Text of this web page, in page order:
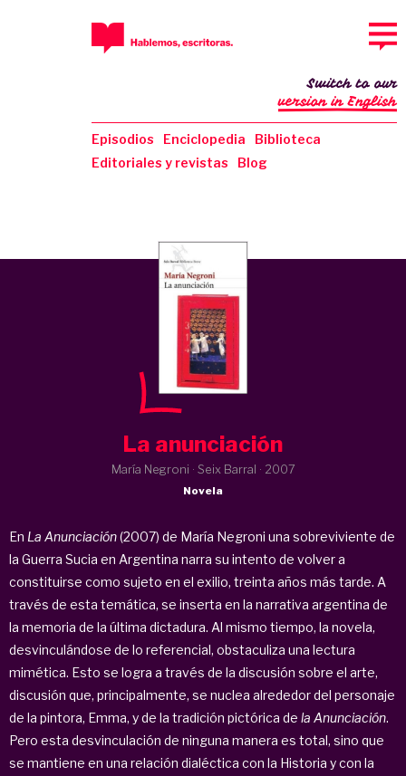
Episodios Enciclopedia
Biblioteca
Editoriales y revistas
Blog
Switch to our
version in English
La anunciación
María Negroni · Seix Barral · 2007
Novela
En La Anunciación(2007) de María Negroni una sobreviviente de
la Guerra Sucia en Argentina narra su intento de volver a
constituirse como sujeto en el exilio, treinta años más tarde. A
través de esta temática, se inserta en la narrativa argentina de
la memoria de la última dictadura. Al mismo tiempo, la novela,
desvinculándose de lo referencial, obstaculiza una lectura
mimética. Esto se logra a través de la discusión sobre el arte,
discusión que, principalmente, se nuclea alrededor del personaje
de la pintora, Emma, y de la tradición pictórica de la Anunciación.
Pero esta desvinculación de ninguna manera es total, sino que
se mantiene en una relación dialéctica con la Historia y con la